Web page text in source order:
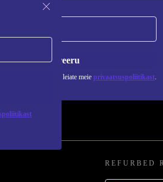
Registreeru
kasutamise kohta leiate meie privaatsuspoliitikast.
REFURBED